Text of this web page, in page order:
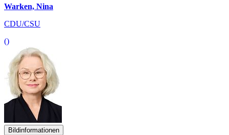
Warken, Nina
CDU/CSU
()
Bildinformationen